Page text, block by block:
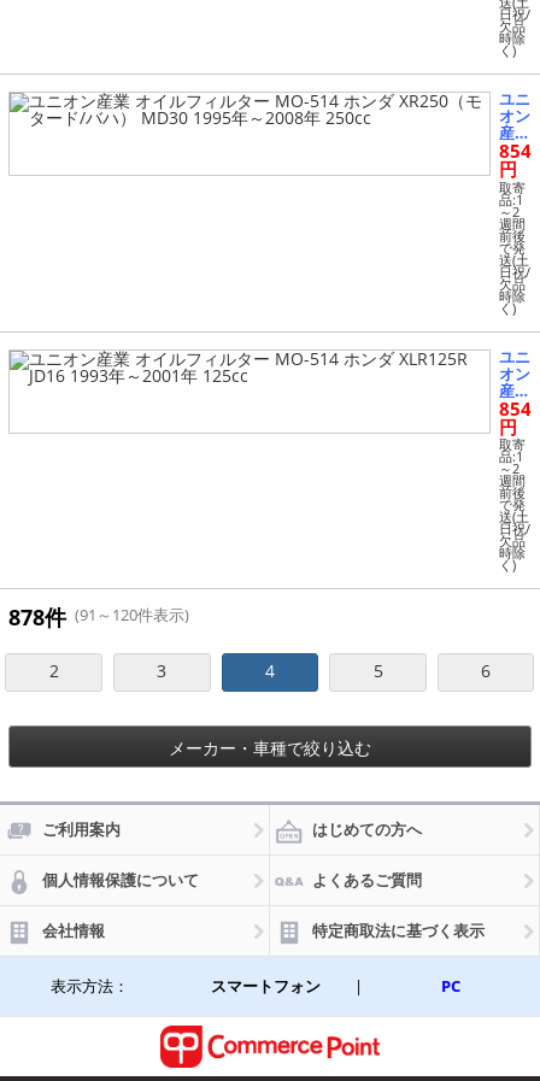
ダ X
LR2
50R
H M
D20
198
7年
～19
88年
250
cc
日祝/
欠品
時除
く)
ユニ
オン
産業
オイ
ルフ
ィル
ター
MO-
514
ホン
ダ X
R25
0
（モ
ター
ド/
バ
ハ）
MD
30 1
995
年～
200
8年
250
cc
854
円
取寄
品:1
～2
週間
前後
で発
送(土
日祝/
欠品
時除
く)
ユニ
オン
産業
オイ
ルフ
ィル
ター
MO-
514
ホン
ダ X
LR1
25R
JD1
6 19
125
854
円
取寄
品:1
～2
週間
前後
で発
送(土
日祝/
欠品
時除
く)
878件 (91～120件表示)
2 3 4 5 6
メーカー・車種で絞り込む
ご利用案内 はじめての方へ
個人情報保護について よくあるご質問
会社情報 特定商取法に基づく表示
表示方法： スマートフォン | PC